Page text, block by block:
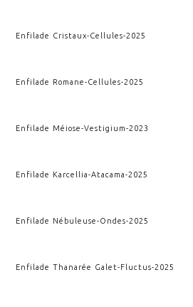
Enfilade Cristaux-Cellules-2025
Enfilade Romane-Cellules-2025
Enfilade Méiose-Vestigium-2023
Enfilade Karcellia-Atacama-2025
Enfilade Nébuleuse-Ondes-2025
Enfilade Thanarée Galet-Fluctus-2025